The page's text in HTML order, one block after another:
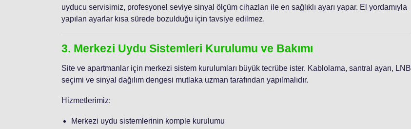
uyducu servisimiz, profesyonel seviye sinyal ölçüm cihazları ile en sağlıklı ayarı yapar. El yordamıyla
yapılan ayarlar kısa sürede bozulduğu için tavsiye edilmez.
3. Merkezi Uydu Sistemleri Kurulumu ve Bakımı
Site ve apartmanlar için merkezi sistem kurulumları büyük tecrübe ister. Kablolama, santral ayarı, LNB
seçimi ve sinyal dağılım dengesi mutlaka uzman tarafından yapılmalıdır.
Hizmetlerimiz:
Merkezi uydu sistemlerinin komple kurulumu